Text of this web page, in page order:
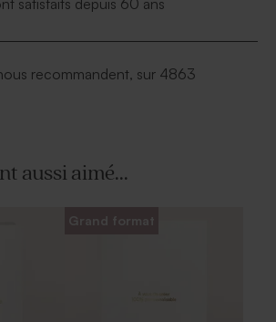
satisfaits depuis 60 ans
recommandent, sur 4863
aussi aimé...
Grand format